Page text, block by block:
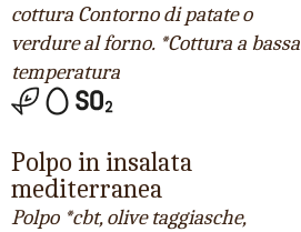
cottura Contorno di patate o
verdure al forno. *Cottura a bassa
temperatura
Polpo in insalata
mediterranea
Polpo *cbt, olive taggiasche,